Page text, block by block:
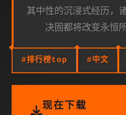
其中性的沉浸式经历，
决固都将改变永恒
#排行榜top #中文
现在下载